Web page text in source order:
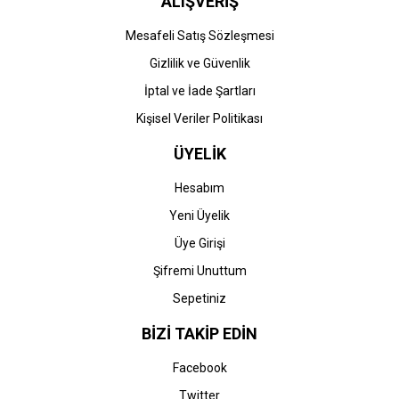
Mesafeli Satış Sözleşmesi
Gizlilik ve Güvenlik
İptal ve İade Şartları
Kişisel Veriler Politikası
ÜYELİK
Hesabım
Yeni Üyelik
Üye Girişi
Şifremi Unuttum
Sepetiniz
BİZİ TAKİP EDİN
Facebook
Twitter